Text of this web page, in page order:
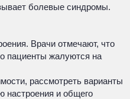
болевые синдромы.
Врачи отмечают, что
пациенты жалуются на
рассмотреть варианты
настроения и общего